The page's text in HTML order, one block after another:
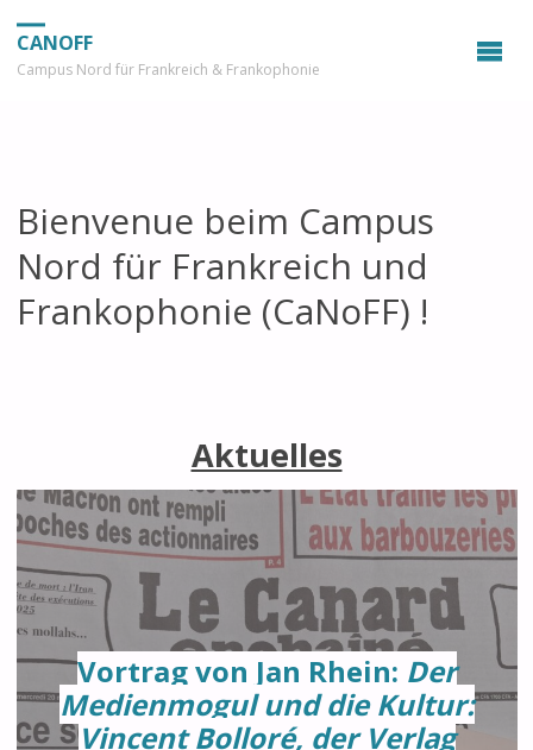
CANOFF
Campus Nord für Frankreich & Frankophonie
Bienvenue beim Campus
Nord für Frankreich und
Frankophonie (CaNoFF) !
Aktuelles
Vortrag von Jan Rhein: Der
Medienmogul und die Kultur:
Vincent Bolloré, der Verlag